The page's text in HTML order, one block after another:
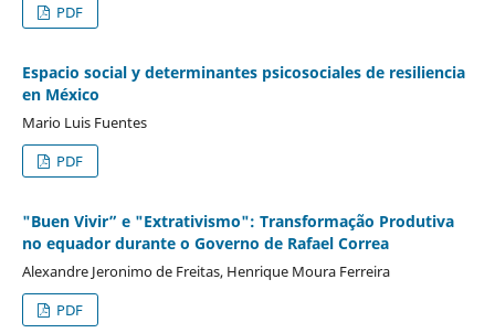
PDF
Espacio social y determinantes psicosociales de resiliencia
en México
Mario Luis Fuentes
PDF
"Buen Vivir” e "Extrativismo": Transformação Produtiva
no equador durante o Governo de Rafael Correa
Alexandre Jeronimo de Freitas, Henrique Moura Ferreira
PDF